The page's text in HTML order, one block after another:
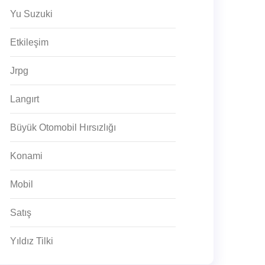
Yu Suzuki
Etkileşim
Jrpg
Langırt
Büyük Otomobil Hırsızlığı
Konami
Mobil
Satış
Yıldız Tilki